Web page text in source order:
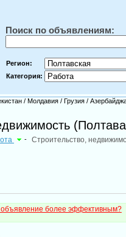
Поиск по объявлениям:
Регион:
Категория:
/ Молдавия / Грузия /
- Строительство,
объявление более эффективным?